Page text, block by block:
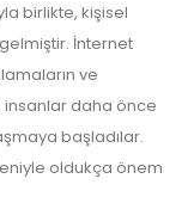
birlikte, kişisel
İnternet
ve
insanlar daha önce
başladılar.
oldukça önem